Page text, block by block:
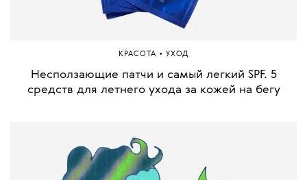
КРАСОТА • УХОД
Несползающие патчи и самый легкий SPF. 5
средств для летнего ухода за кожей на бегу